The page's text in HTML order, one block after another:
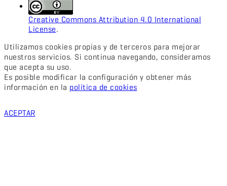
Creative Commons Attribution 4.0 International
License.
Utilizamos cookies propias y de terceros para mejorar
nuestros servicios. Si continua navegando, consideramos
que acepta su uso.
Es posible modificar la configuración y obtener más
información en la política de cookies
ACEPTAR